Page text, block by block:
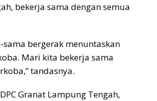
bekerja sama dengan semua
bergerak menuntaskan
Mari kita bekerja sama
tandasnya.
Granat Lampung Tengah,